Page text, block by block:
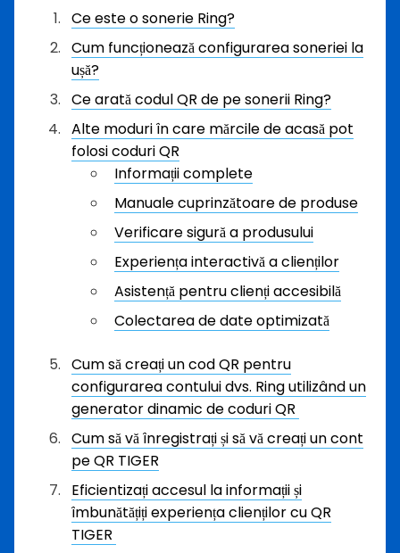
Ce este o sonerie Ring?
Cum funcționează configurarea soneriei la
ușă?
Ce arată codul QR de pe sonerii Ring?
Alte moduri în care mărcile de acasă pot
folosi coduri QR
Informații complete
Manuale cuprinzătoare de produse
Verificare sigură a produsului
Experiența interactivă a clienților
Asistență pentru clienți accesibilă
Colectarea de date optimizată
Cum să creați un cod QR pentru
configurarea contului dvs. Ring utilizând un
generator dinamic de coduri QR
Cum să vă înregistrați și să vă creați un cont
pe QR TIGER
Eficientizați accesul la informații și
îmbunătățiți experiența clienților cu QR
TIGER